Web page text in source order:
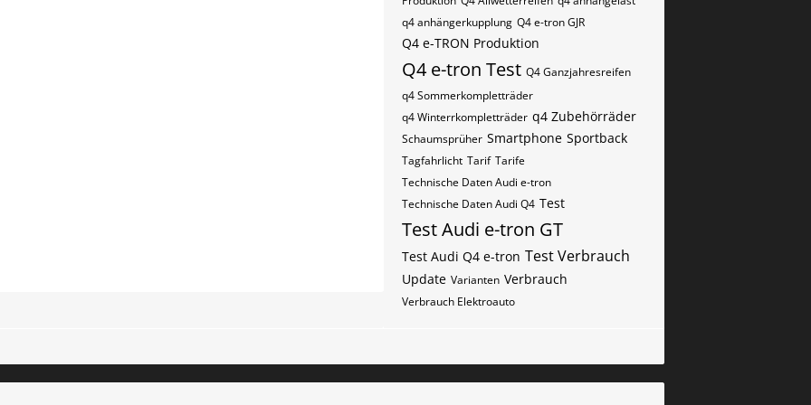
q4 anhängerkupplung Q4 e-tron GJR
Q4 e-TRON Produktion
Q4 e-tron Test Q4 Ganzjahresreifen
q4 Sommerkompletträder
q4 Winterrkompletträder q4 Zubehörräder
Schaumsprüher Smartphone Sportback
Tagfahrlicht Tarif Tarife
Technische Daten Audi e-tron
Technische Daten Audi Q4 Test
Test Audi e-tron GT
Test Audi Q4 e-tron Test Verbrauch
Update Varianten Verbrauch
Verbrauch Elektroauto